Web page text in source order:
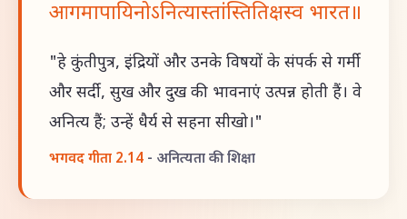
आगमापायिनोऽनित्यास्तांस्तितिक्षस्व भारत॥
"हे कुंतीपुत्र, इंद्रियों और उनके विषयों के संपर्क से गर्मी
और सर्दी, सुख और दुख की भावनाएं उत्पन्न होती हैं। वे
अनित्य हैं; उन्हें धैर्य से सहना सीखो।"
भगवद गीता 2.14 - अनित्यता की शिक्षा